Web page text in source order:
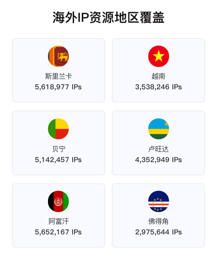
海外IP资源地区覆盖
斯里兰卡
5,618,977 IPs
越南
3,538,246 IPs
贝宁
5,142,457 IPs
卢旺达
4,352,949 IPs
阿富汗
5,652,167 IPs
佛得角
2,975,644 IPs